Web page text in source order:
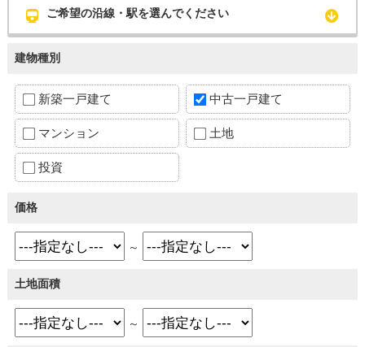
ご希望の沿線・駅を選んでください
建物種別
新築一戸建て 中古一戸建て
マンション 土地
投資
価格
～
土地面積
～